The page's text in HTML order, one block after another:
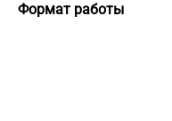
Формат работы